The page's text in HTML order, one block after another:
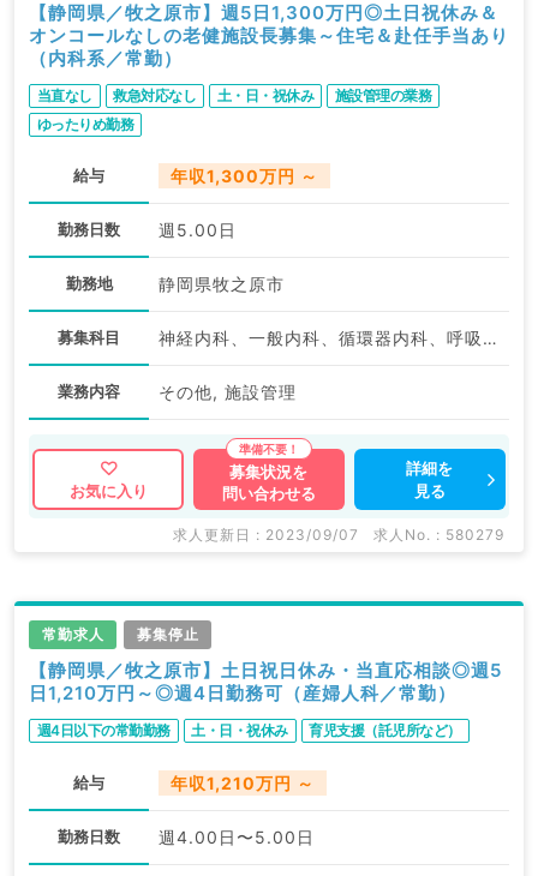
【静岡県／牧之原市】週5日1,300万円◎土日祝休み＆
オンコールなしの老健施設長募集～住宅＆赴任手当あり
（内科系／常勤）
当直なし 救急対応なし 土・日・祝休み
施設管理の業務
ゆったりめ勤務
給与 年収1,300万円 ～
勤務日数 週5.00日
勤務地 静岡県牧之原市
募集科目 神経内科、一般内科、循環器内科、呼吸器内科、消化器内科、内分泌・代謝内科、腎臓内科、老年内科
業務内容 その他, 施設管理
お気に入り
募集状況を
問い合わせる
詳細を
見る
求人更新日 : 2023/09/07 求人No. : 580279
常勤求人 募集停止
【静岡県／牧之原市】土日祝日休み・当直応相談◎週5
日1,210万円～◎週4日勤務可（産婦人科／常勤）
週4日以下の常勤勤務 土・日・祝休み 育児支援（託児所など）
給与 年収1,210万円 ～
勤務日数 週4.00日〜5.00日